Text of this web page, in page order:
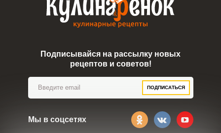
Подписывайся на рассылку новых
рецептов и советов!
ПОДПИСАТЬСЯ
Мы в соцсетях